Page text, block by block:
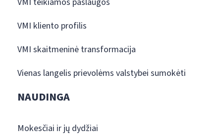
VMI kliento profilis
VMI skaitmeninė transformacija
Vienas langelis prievolėms valstybei sumokėti
NAUDINGA
Mokesčiai ir jų dydžiai